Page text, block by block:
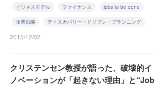
ビジネスモデル ファイナンス jobs to be done
企業戦略 ディスカバリー・ドリブン・プランニング
2015/12/02
クリステンセン教授が語った、破壊的イ
ノベーションが「起きない理由」と“Job